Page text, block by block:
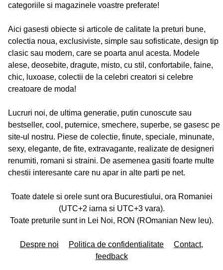
categoriile si magazinele voastre preferate!
Aici gasesti obiecte si articole de calitate la preturi bune,
colectia noua, exclusiviste, simple sau sofisticate, design tip
clasic sau modern, care se poarta anul acesta. Modele
alese, deosebite, dragute, misto, cu stil, confortabile, faine,
chic, luxoase, colectii de la celebri creatori si celebre
creatoare de moda!
Lucruri noi, de ultima generatie, putin cunoscute sau
bestseller, cool, puternice, smechere, superbe, se gasesc pe
site-ul nostru. Piese de colectie, finute, speciale, minunate,
sexy, elegante, de fite, extravagante, realizate de designeri
renumiti, romani si straini. De asemenea gasiti foarte multe
chestii interesante care nu apar in alte parti pe net.
Toate datele si orele sunt ora Bucurestiului, ora Romaniei
(UTC+2 iarna si UTC+3 vara).
Toate preturile sunt in Lei Noi, RON (ROmanian New leu).
Despre noi Politica de confidentialitate
Contact,
feedback